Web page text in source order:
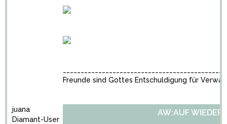
Freunde sind Gottes Entschuldigung für
juana
Diamant-User
AW:AUF